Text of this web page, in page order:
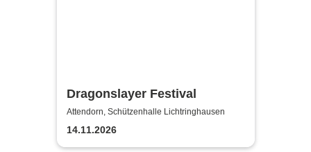
Dragonslayer Festival
Attendorn, Schützenhalle Lichtringhausen
14.11.2026